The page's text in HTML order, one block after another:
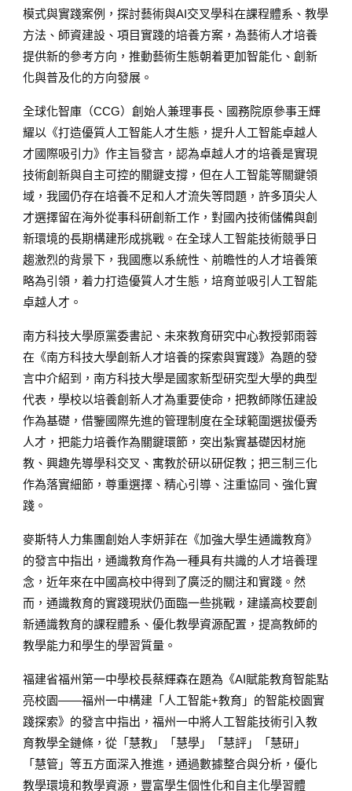
模式與實踐案例，探討藝術與AI交叉學科在課程體系、教學
方法、師資建設、項目實踐的培養方案，為藝術人才培養
提供新的參考方向，推動藝術生態朝着更加智能化、創新
化與普及化的方向發展。
全球化智庫（CCG）創始人兼理事長、國務院原參事王輝
耀以《打造優質人工智能人才生態，提升人工智能卓越人
才國際吸引力》作主旨發言，認為卓越人才的培養是實現
技術創新與自主可控的關鍵支撐，但在人工智能等關鍵領
域，我國仍存在培養不足和人才流失等問題，許多頂尖人
才選擇留在海外從事科研創新工作，對國內技術儲備與創
新環境的長期構建形成挑戰。在全球人工智能技術競爭日
趨激烈的背景下，我國應以系統性、前瞻性的人才培養策
略為引領，着力打造優質人才生態，培育並吸引人工智能
卓越人才。
南方科技大學原黨委書記、未來教育研究中心教授郭雨蓉
在《南方科技大學創新人才培養的探索與實踐》為題的發
言中介紹到，南方科技大學是國家新型研究型大學的典型
代表，學校以培養創新人才為重要使命，把教師隊伍建設
作為基礎，借鑒國際先進的管理制度在全球範圍選拔優秀
人才，把能力培養作為關鍵環節，突出紮實基礎因材施
教、興趣先導學科交叉、寓教於研以研促教；把三制三化
作為落實細節，尊重選擇、精心引導、注重協同、強化實
踐。
麥斯特人力集團創始人李妍菲在《加強大學生通識教育》
的發言中指出，通識教育作為一種具有共識的人才培養理
念，近年來在中國高校中得到了廣泛的關注和實踐。然
而，通識教育的實踐現狀仍面臨一些挑戰，建議高校要創
新通識教育的課程體系、優化教學資源配置，提高教師的
教學能力和學生的學習質量。
福建省福州第一中學校長蔡輝森在題為《AI賦能教育智能點
亮校園——福州一中構建「人工智能+教育」的智能校園實
踐探索》的發言中指出，福州一中將人工智能技術引入教
育教學全鏈條，從「慧教」「慧學」「慧評」「慧研」
「慧管」等五方面深入推進，通過數據整合與分析，優化
教學環境和教學資源，豐富學生個性化和自主化學習體